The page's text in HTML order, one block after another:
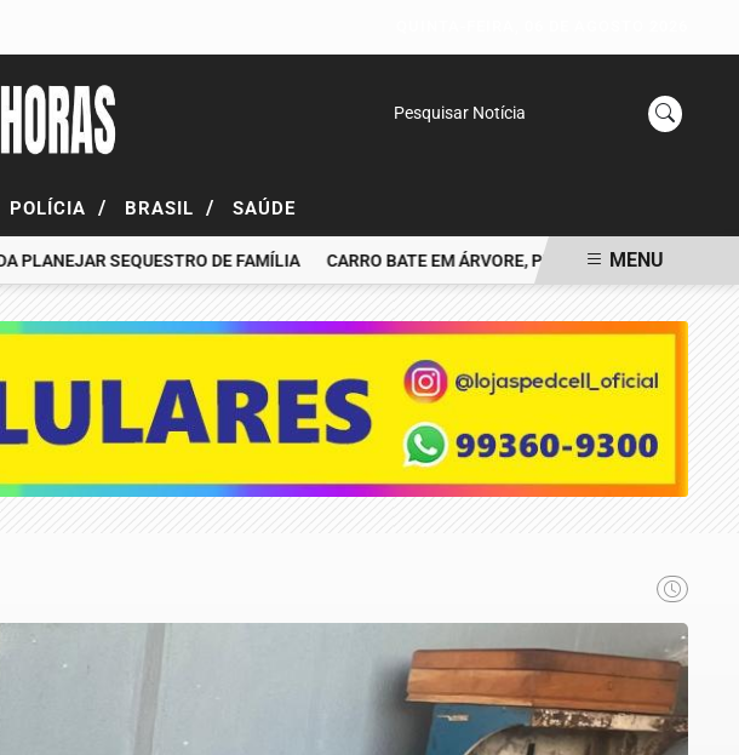
Pesquisar Notícia
POLÍCIA / BRASIL / SAÚDE
SEQUESTRO DE FAMÍLIA CARRO BATE EM ÁRVORE, PEGA FOGO E MOTORISTA
MENU